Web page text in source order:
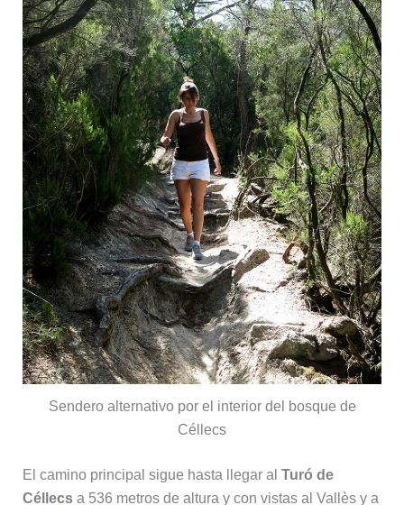
Sendero alternativo por el interior del bosque de
Céllecs
El camino principal sigue hasta llegar al Turó de
Céllecsa 536 metros de altura y con vistas al Vallès y a